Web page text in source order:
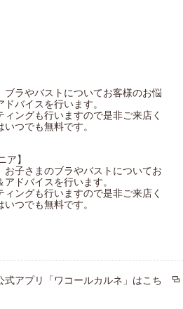
ーン
ブラやバストについてお客様のお悩
バイスを行います。
ィングも行いますので是非ご来店く
つでも無料です。
ア】
お子さまのブラやバストについてお
ドバイスを行います。
ィングも行いますので是非ご来店く
つでも無料です。
式アプリ「ワコールカルネ」はこち